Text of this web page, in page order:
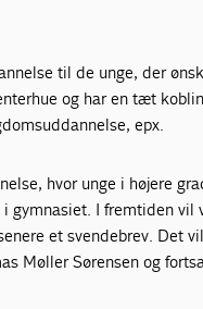
til de unge, der
og har en tæt
epx.
hvor unge i højere
gymnasiet. I fremtiden vil
et svendebrev. Det
Møller Sørensen og